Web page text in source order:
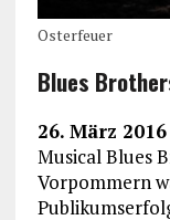
Osterfeuer
Blues
26. März
Musical Blues
Vorpommern